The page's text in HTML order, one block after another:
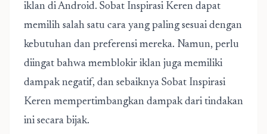
iklan di Android. Sobat Inspirasi Keren dapat
memilih salah satu cara yang paling sesuai dengan
kebutuhan dan preferensi mereka. Namun, perlu
diingat bahwa memblokir iklan juga memiliki
dampak negatif, dan sebaiknya Sobat Inspirasi
Keren mempertimbangkan dampak dari tindakan
ini secara bijak.